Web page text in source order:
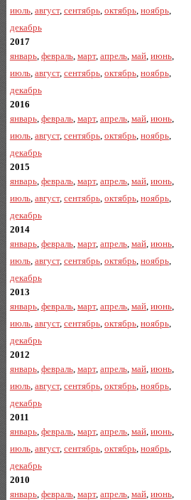
июль, август, сентябрь, октябрь, ноябрь,
декабрь
2017
январь, февраль, март, апрель, май, июнь,
июль, август, сентябрь, октябрь, ноябрь,
декабрь
2016
январь, февраль, март, апрель, май, июнь,
июль, август, сентябрь, октябрь, ноябрь,
декабрь
2015
январь, февраль, март, апрель, май, июнь,
июль, август, сентябрь, октябрь, ноябрь,
декабрь
2014
январь, февраль, март, апрель, май, июнь,
июль, август, сентябрь, октябрь, ноябрь,
декабрь
2013
январь, февраль, март, апрель, май, июнь,
июль, август, сентябрь, октябрь, ноябрь,
декабрь
2012
январь, февраль, март, апрель, май, июнь,
июль, август, сентябрь, октябрь, ноябрь,
декабрь
2011
январь, февраль, март, апрель, май, июнь,
июль, август, сентябрь, октябрь, ноябрь,
декабрь
2010
январь, февраль, март, апрель, май, июнь,